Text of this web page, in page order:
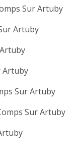
Sur Artuby
Artuby
Artuby
Sur Artuby
Sur Artuby